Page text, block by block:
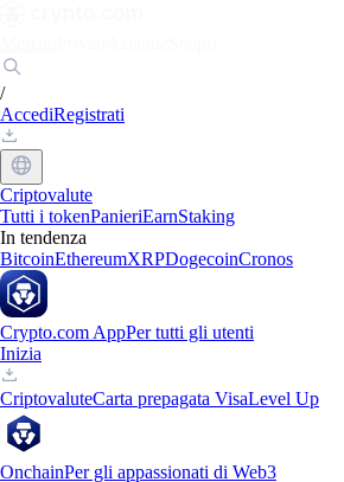
/
AccediRegistrati
Criptovalute
Tutti i tokenPanieriEarnStaking
In tendenza
BitcoinEthereumXRPDogecoinCronos
Crypto.com AppPer tutti gli utenti
Inizia
CriptovaluteCarta prepagata VisaLevel Up
OnchainPer gli appassionati di Web3